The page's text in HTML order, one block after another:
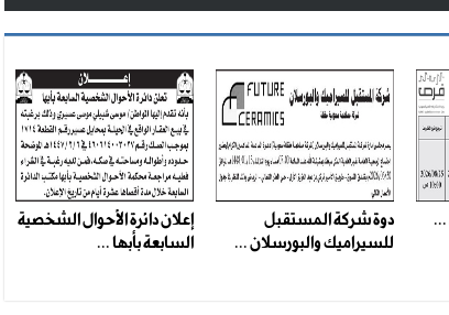
...
دوة شركة المستقبل
للسيراميك والبورسلان ...
إعلان دائرة الأحوال الشخصية
السابعة بأبها ...